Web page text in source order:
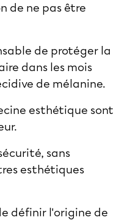
de ne pas être
de protéger la
dans les mois
de mélanine.
esthétique sont
sans
esthétiques
définir l'origine de